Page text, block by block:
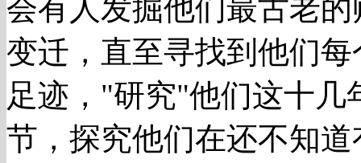
会有人发掘他们最古老
变迁，直至寻找到他们
足迹，"研究"他们这十几
节，探究他们在还不知